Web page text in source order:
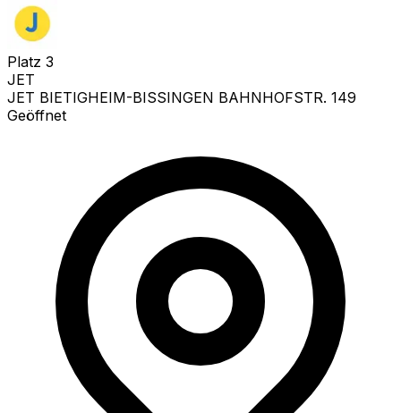
Platz 3
JET
JET BIETIGHEIM-BISSINGEN BAHNHOFSTR. 149
Geöffnet